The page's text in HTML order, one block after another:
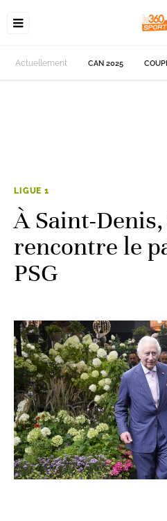
Actuellement CAN 2025
LIGUE 1
À Saint-
rencontre le
PSG